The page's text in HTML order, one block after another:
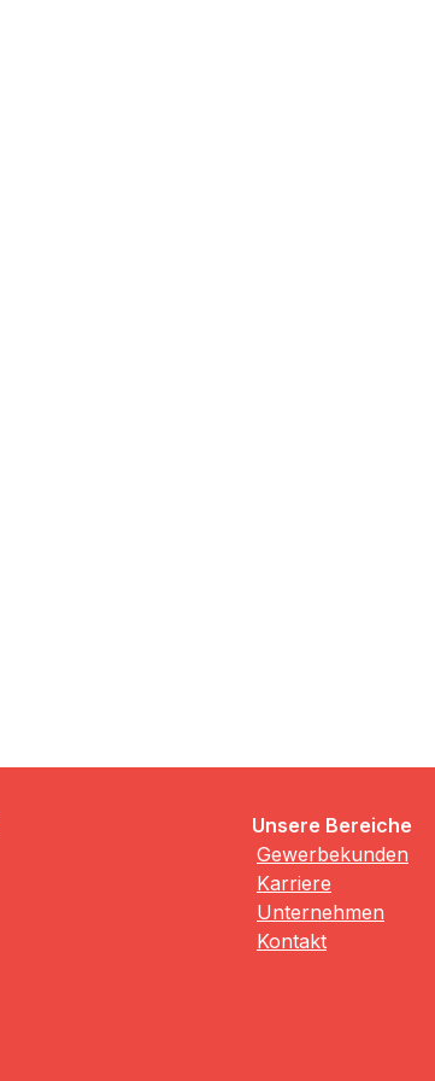
Unsere Bereiche
Gewerbekunden
Karriere
Unternehmen
Kontakt